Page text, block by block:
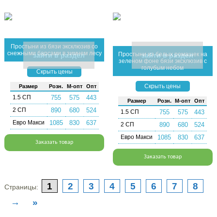
Простыни из бязи эксклюзив со
снежными барсами в зимнем лесу
зайти в раздел
Скрыть цены
Раз­мер Розн. М-опт Опт
1.5 СП 755 575 443
2 СП 890 680 524
Евро Макси 1085 830 637
Заказать товар
Простыни из белых ромашек на
зеленом фоне бязи эксклюзив с
голубым небом
зайти в раздел
Скрыть цены
Раз­мер Розн. М-опт Опт
1.5 СП 755 575 443
2 СП 890 680 524
Евро Макси 1085 830 637
Заказать товар
Страницы: 1 2 3 4 5 6 7
8
→
»